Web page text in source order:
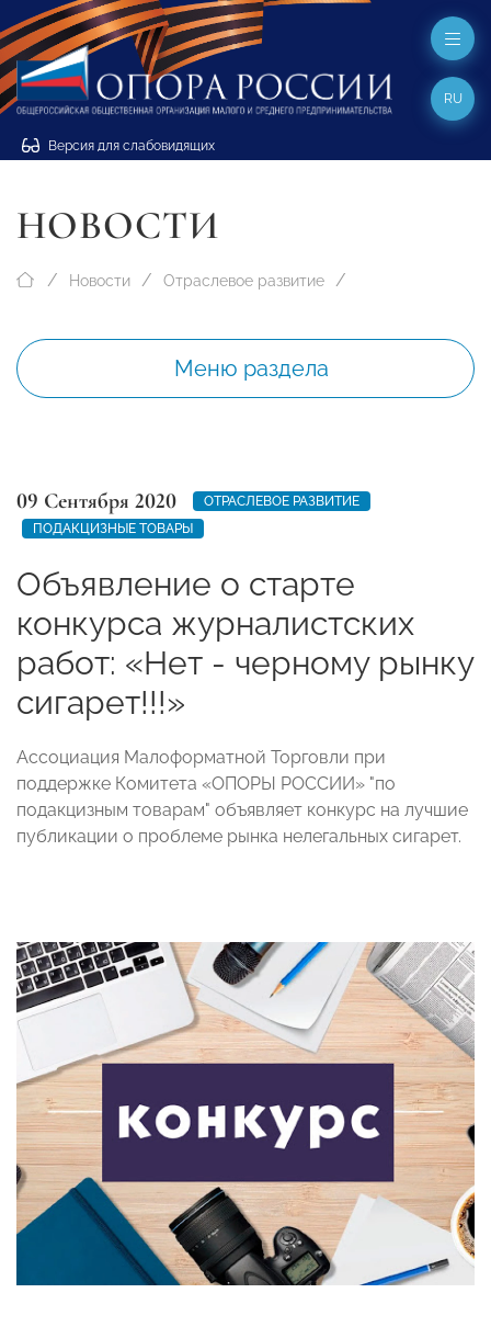
Версия для слабовидящих
RU
НОВОСТИ
Новости Отраслевое развитие
Меню раздела
09 Сентября 2020
ОТРАСЛЕВОЕ РАЗВИТИЕ
ПОДАКЦИЗНЫЕ ТОВАРЫ
Объявление о старте
конкурса журналистских
работ: «Нет - черному рынку
сигарет!!!»
Ассоциация Малоформатной Торговли при
поддержке Комитета «ОПОРЫ РОССИИ» "по
подакцизным товарам" объявляет конкурс на лучшие
публикации о проблеме рынка нелегальных сигарет.